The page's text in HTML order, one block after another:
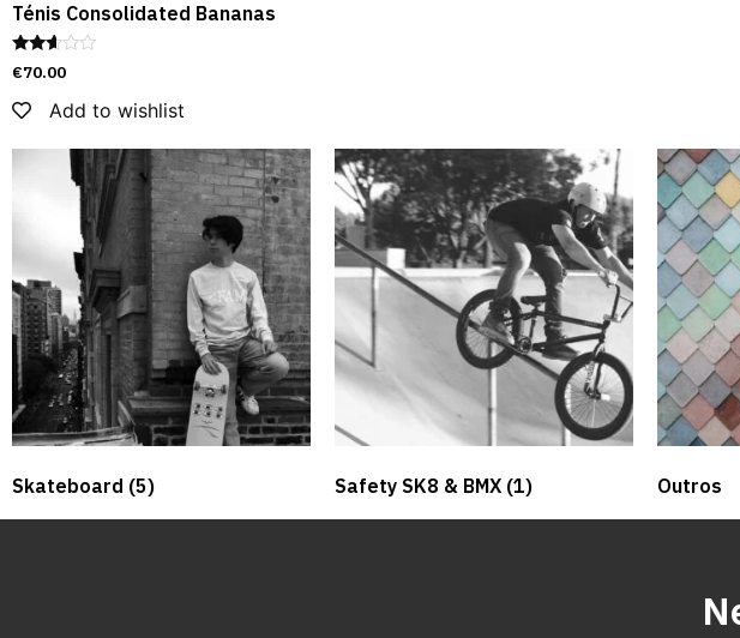
Ténis Consolidated Bananas
Rated
2.50
5
€70.00
Add to wishlist
Skateboard (5) Safety SK8 & BMX​ (1) Outros